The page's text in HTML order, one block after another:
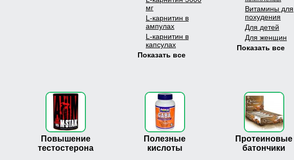
мг
L-карнитин в
ампулах
L-карнитин в
капсулах
Показать все
Витамины для
похудения
Для детей
Для женщин
Показать все
Повышение
тестостерона
Полезные
кислоты
Протеиновые
батончики